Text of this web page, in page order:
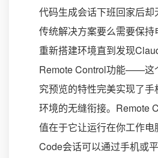
代码生成会话下班回家后却
传统解决方案要么需要保
重新搭建环境直到发现
Remote Control功能——这
究预览的特性完美实现了
环境的无缝衔接。Remote
值在于它让运行在你工作
Code会话可以通过手机或